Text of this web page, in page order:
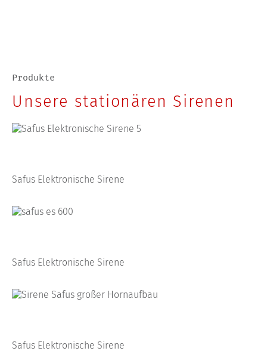
Produkte
Unsere stationären Sirenen
Safus Elektronische Sirene
Safus Elektronische Sirene
Safus Elektronische Sirene